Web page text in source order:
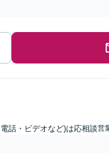
話・ビデオなど)は応相談営